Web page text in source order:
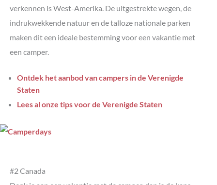
verkennen is West-Amerika. De uitgestrekte wegen, de
indrukwekkende natuur en de talloze nationale parken
maken dit een ideale bestemming voor een vakantie met
een camper.
Ontdek het aanbod van campers in de Verenigde
Staten
Lees al onze tips voor de Verenigde Staten
#2 Canada